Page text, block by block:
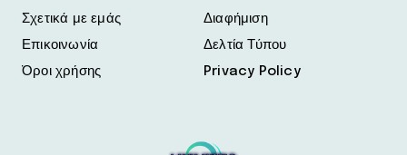
Σχετικά με εμάς
Επικοινωνία
Όροι χρήσης
Διαφήμιση
Δελτία Τύπου
Privacy Policy